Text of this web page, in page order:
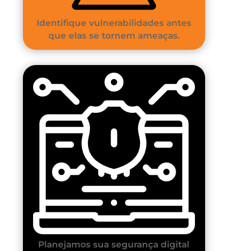
Identifique vulnerabilidades antes
que elas se tornem ameaças.
Planejamos sua segurança digital